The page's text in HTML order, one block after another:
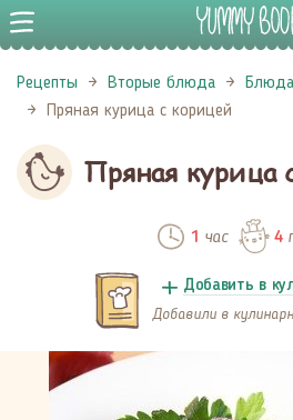
Рецепты Вторые блюда
Пряная курица с корицей
Пряная курица
1 час 4
Добавить в
Добавили в